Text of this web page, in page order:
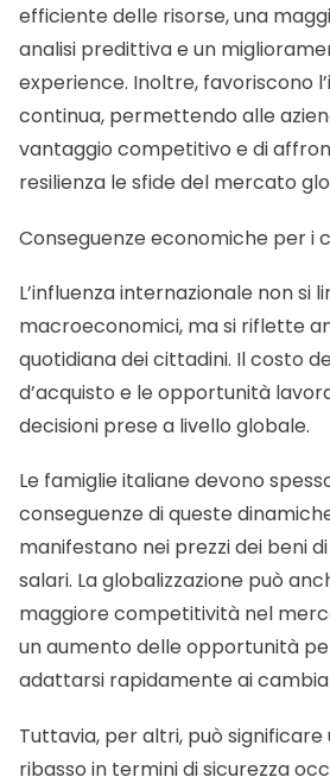
efficiente delle risorse, una
analisi predittiva e un
experience. Inoltre, favoriscono
continua, permettendo alle
vantaggio competitivo e di
resilienza le sfide del mercato
Conseguenze economiche per i
L’influenza internazionale non si
macroeconomici, ma si riflette
quotidiana dei cittadini. Il costo
d’acquisto e le opportunità
decisioni prese a livello globale.
Le famiglie italiane devono
conseguenze di queste
manifestano nei prezzi dei beni
salari. La globalizzazione può
maggiore competitività nel
un aumento delle opportunità
adattarsi rapidamente ai
Tuttavia, per altri, può significare
ribasso in termini di sicurezza